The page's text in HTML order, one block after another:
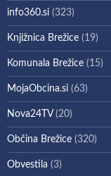
info360.si (323)
Knjižnica Brežice (19)
Komunala Brežice (15)
MojaObcina.si (63)
Nova24TV(20)
Občina Brežice (320)
Obvestila (3)